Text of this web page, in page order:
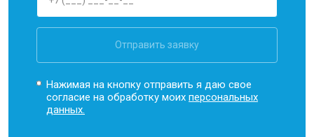
Отправить заявку
Нажимая на кнопку отправить я даю свое
согласие на обработку моихперсональных
данных.